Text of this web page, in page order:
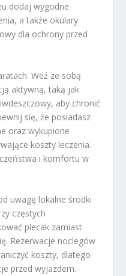
dodaj wygodne
a także okulary
dla ochrony przed
Weź ze sobą
aktywną, taką jak
aby chronić
się, że posiadasz
oraz wykupione
koszty leczenia.
i komfortu w
uwagę lokalne środki
częstych
plecak zamiast
Rezerwacje noclegów
koszty, dlatego
przed wyjazdem.